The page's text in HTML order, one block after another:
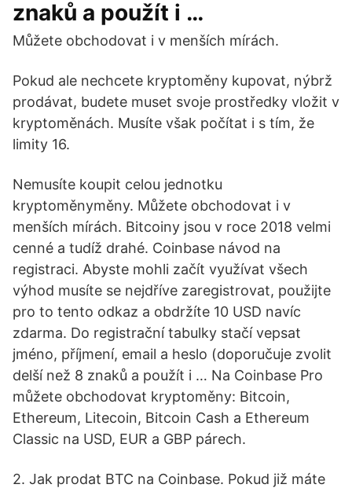
znaků a použít i …
Můžete obchodovat i v menších mírách.
Pokud ale nechcete kryptoměny kupovat, nýbrž
prodávat, budete muset svoje prostředky vložit v
kryptoměnách. Musíte však počítat i s tím, že
limity 16.
Nemusíte koupit celou jednotku
kryptoměnyměny. Můžete obchodovat i v
menších mírách. Bitcoiny jsou v roce 2018 velmi
cenné a tudíž drahé. Coinbase návod na
registraci. Abyste mohli začít využívat všech
výhod musíte se nejdříve zaregistrovat, použijte
pro to tento odkaz a obdržíte 10 USD navíc
zdarma. Do registrační tabulky stačí vepsat
jméno, příjmení, email a heslo (doporučuje zvolit
delší než 8 znaků a použít i … Na Coinbase Pro
můžete obchodovat kryptoměny: Bitcoin,
Ethereum, Litecoin, Bitcoin Cash a Ethereum
Classic na USD, EUR a GBP párech.
2. Jak prodat BTC na Coinbase. Pokud již máte